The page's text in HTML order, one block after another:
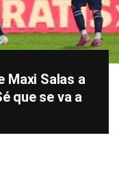
Maxi Salas a
que se va a